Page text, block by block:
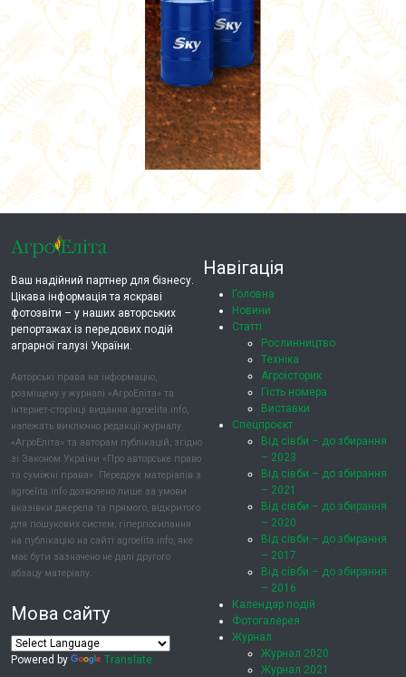
Ваш надійний партнер для бізнесу.
Цікава інформація та яскраві
фотозвіти – у наших авторських
репортажах із передових подій
аграрної галузі України.
Авторські права на інформацію,
розміщену у журналі «АгроЕліта» та
інтернет-сторінці видання agroelita.info,
належать виключно редакції журналу
«АгроЕліта» та авторам публікацій, згідно
зі Законом України «Про авторське право
та суміжні права». Передрук матеріалів з
agroelita.info дозволено лише за умови
вказівки джерела та прямого, відкритого
для пошукових систем, гіперпосилання
на публікацію на сайті agroelita.info, яке
має бути зазначено не далі другого
абзацу матеріалу.
Мова сайту
Powered by Translate
Навігація
Головна
Новини
Статті
Рослинництво
Техніка
Агроісторик
Гість номера
Виставки
Спецпроєкт
Від сівби – до збирання
– 2023
Від сівби – до збирання
– 2021
Від сівби – до збирання
– 2020
Від сівби – до збирання
– 2017
Від сівби – до збирання
– 2016
Календар подій
Фотогалерея
Журнал
Журнал 2020
Журнал 2021